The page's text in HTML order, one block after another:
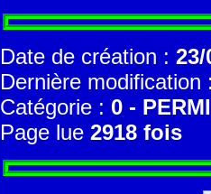
Date de création : 23/
Dernière
Catégorie : 0 -
Page lue 2918 fois